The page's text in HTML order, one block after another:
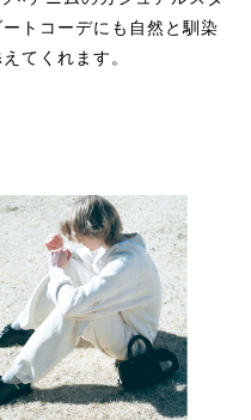
トコーデにも自然と馴染
てくれます。